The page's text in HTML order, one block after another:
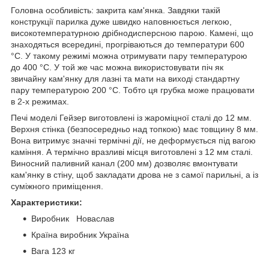
Головна особливість: закрита кам'янка. Завдяки такій
конструкції парилка дуже швидко наповнюється легкою,
високотемпературною дрібнодисперсною парою. Камені, що
знаходяться всередині, прогріваються до температури 600
°С. У такому режимі можна отримувати пару температурою
до 400 °С. У той же час можна використовувати піч як
звичайну кам'янку для лазні та мати на виході стандартну
пару температурою 200 °С. Тобто ця грубка може працювати
в 2-х режимах.
Печі моделі Гейзер виготовлені із жароміцної сталі до 12 мм.
Верхня стінка (безпосередньо над топкою) має товщину 8 мм.
Вона витримує значні термічні дії, не деформується під вагою
каміння. А термічно вразливі місця виготовлені з 12 мм сталі.
Виносний паливний канал (200 мм) дозволяє вмонтувати
кам'янку в стіну, щоб закладати дрова не з самої парильні, а із
суміжного приміщення.
Характеристики:
Виробник Новаслав
Країна виробник Україна
Вага 123 кг